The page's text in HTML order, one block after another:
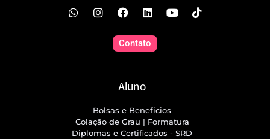
Contato
Aluno
Bolsas e Benefícios
Colação de Grau | Formatura
Diplomas e Certificados - SRD